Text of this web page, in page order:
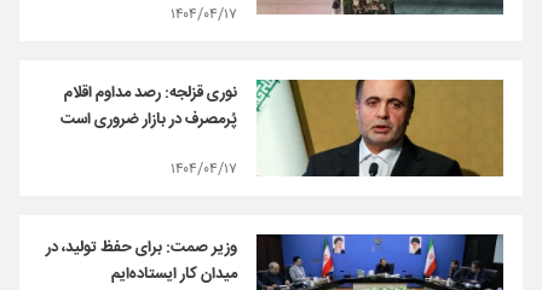
۱۴۰۴/۰۴/۱۷
نوری قزلجه: رصد مداوم اقلام
‌پُرمصرف در بازار ضروری است
۱۴۰۴/۰۴/۱۷
وزیر صمت: برای حفظ تولید، در
میدان کار ایستاده‌ایم